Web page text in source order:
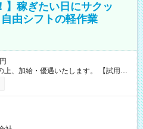
】稼ぎたい日にサクッ
由シフトの軽作業
給・優遇いたします。 【試用期